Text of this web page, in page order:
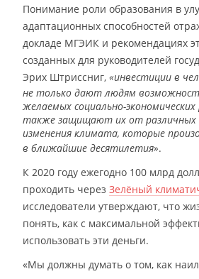
Понимание роли образования в
адаптационных способностей
докладе МГЭИК и рекомендациях
созданных для руководителей
Эрих Штриссниг, «инвестиции в
не только дают людям
желаемых социально-
также защищают их от различных
изменения климата, которые
в ближайшие десятилетия».
К 2020 году ежегодно 100 млрд
проходить через Зелёный
исследователи утверждают, что
понять, как с максимальной
использовать эти деньги.
«Мы должны думать о том, как